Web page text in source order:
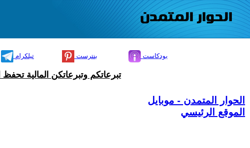
تيلكرام بنترست بودكاست
تبرعاتكم وتبرعاتكن المالية
الحوار المتمدن - موبايل
الموقع الرئيسي